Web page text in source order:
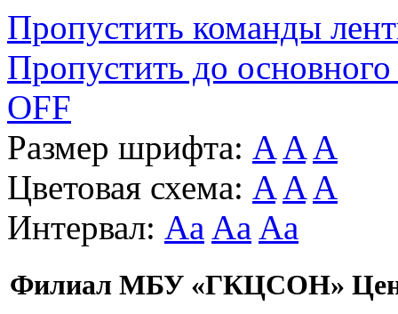
Пропустить команды
Пропустить до основного
OFF
Размер шрифта: A A A
Цветовая схема: A A A
Интервал: Aa Aa Aa
Филиал МБУ «ГКЦСОН»